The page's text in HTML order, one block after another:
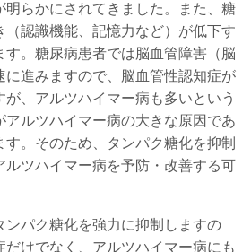
明らかにされてきました。また、糖
（認識機能、記憶力など）が低下す
す。糖尿病患者では脳血管障害（脳
に進みますので、脳血管性認知症が
、アルツハイマー病も多いという
アルツハイマー病の大きな原因であ
す。そのため、タンパク糖化を抑制
ルツハイマー病を予防・改善する可
パク糖化を強力に抑制しますの
だけでなく、アルツハイマー病にも